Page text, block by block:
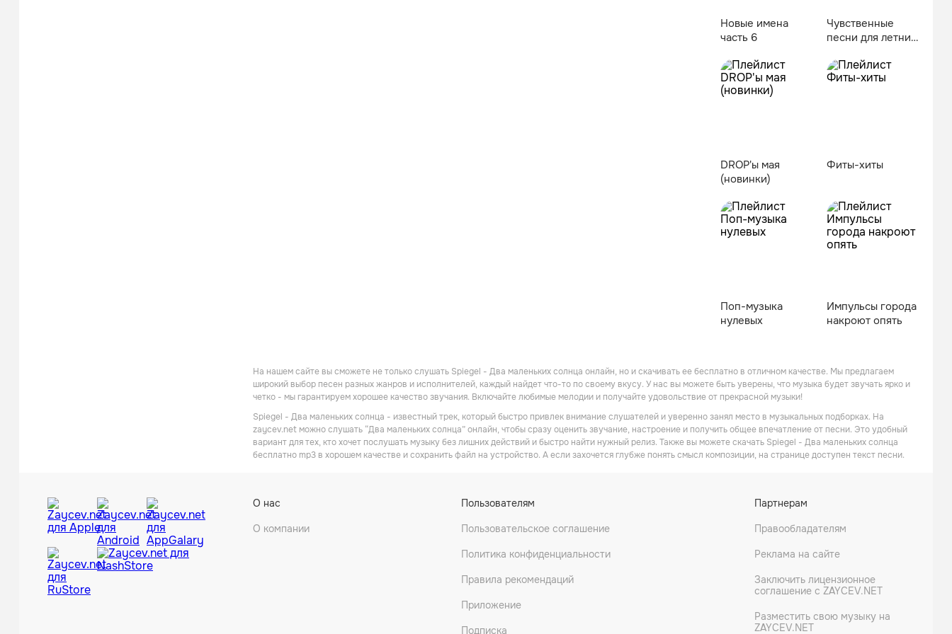
Новые имена
часть 6
Чувственные
песни для летних
DROP'ы мая
(новинки)
Фиты-хиты
Поп-музыка
нулевых
Импульсы города
накроют опять
На нашем сайте вы сможете не только слушать Spiegel - Два маленьких солнца онлайн, но и скачивать ее бесплатно в отличном качестве. Мы предлагаем
широкий выбор песен разных жанров и исполнителей, каждый найдет что-то по своему вкусу. У нас вы можете быть уверены, что музыка будет звучать ярко и
четко - мы гарантируем хорошее качество звучания. Включайте любимые мелодии и получайте удовольствие от прекрасной музыки!
Spiegel - Два маленьких солнца - известный трек, который быстро привлек внимание слушателей и уверенно занял место в музыкальных подборках. На
zaycev.net можно слушать “Два маленьких солнца” онлайн, чтобы сразу оценить звучание, настроение и получить общее впечатление от песни. Это удобный
вариант для тех, кто хочет послушать музыку без лишних действий и быстро найти нужный релиз. Также вы можете скачать Spiegel - Два маленьких солнца
бесплатно mp3 в хорошем качестве и сохранить файл на устройство. А если захочется глубже понять смысл композиции, на странице доступен текст песни.
О нас
О компании
Пользователям
Пользовательское соглашение
Политика конфиденциальности
Правила рекомендаций
Приложение
Подписка
Партнерам
Правообладателям
Реклама на сайте
Заключить лицензионное
соглашение с ZAYCEV.NET
Разместить свою музыку на
ZAYCEV.NET